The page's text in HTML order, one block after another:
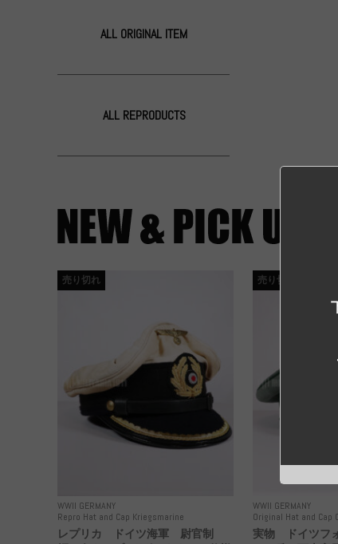
ALL ORIGINAL ITEM
ALL REPRODUCTS
WWII GERMANY
Repro Hat and Cap Kriegsmarine
売り切れ
レプリカ ドイツ海軍 尉官制
WWII GERMANY
Original Hat and Cap
売り切れ
実物 ドイツフ